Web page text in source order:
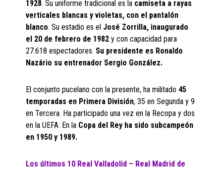
1928. Su uniforme tradicional es la camiseta a rayas
verticales blancas y violetas, con el pantalón
blanco. Su estadio es el José Zorrilla, inaugurado
el 20 de febrero de 1982y con capacidad para
27.618 espectadores. Su presidente es Ronaldo
Nazário su entrenador Sergio González.
El conjunto pucelano con la presente, ha militado 45
temporadas en Primera División, 35 en Segunda y 9
en Tercera. Ha participado una vez en la Recopa y dos
en la UEFA. En la Copa del Rey ha sido subcampeón
en 1950 y 1989.
Los últimos 10 Real Valladolid – Real Madrid de